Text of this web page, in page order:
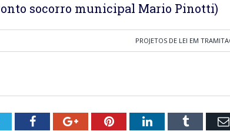
socorro municipal Mario Pinotti)
PROJETOS DE LEI EM
FacebookGoogle+PinterestLinkedInTumblr